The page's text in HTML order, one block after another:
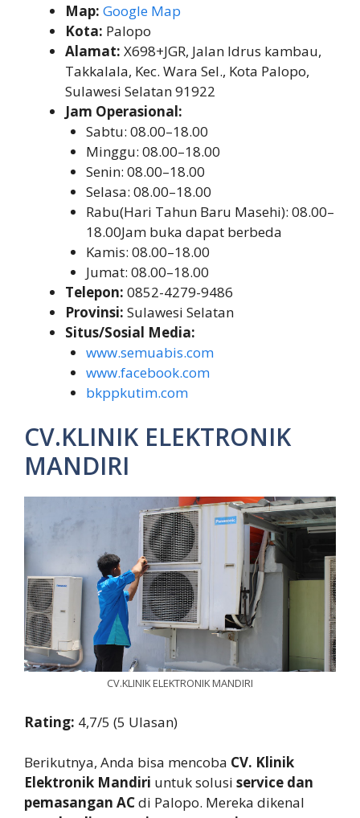
Map: Google Map
Kota: Palopo
Alamat: X698+JGR, Jalan Idrus kambau,
Takkalala, Kec. Wara Sel., Kota Palopo,
Sulawesi Selatan 91922
Jam Operasional:
Sabtu: 08.00–18.00
Minggu: 08.00–18.00
Senin: 08.00–18.00
Selasa: 08.00–18.00
Rabu(Hari Tahun Baru Masehi): 08.00–
18.00Jam buka dapat berbeda
Kamis: 08.00–18.00
Jumat: 08.00–18.00
Telepon: 0852-4279-9486
Provinsi: Sulawesi Selatan
Situs/Sosial Media:
www.semuabis.com
www.facebook.com
bkppkutim.com
CV.KLINIK ELEKTRONIK
MANDIRI
CV.KLINIK ELEKTRONIK MANDIRI
Rating: 4,7/5 (5 Ulasan)
Berikutnya, Anda bisa mencoba CV. Klinik
Elektronik Mandiri untuk solusi service dan
pemasangan ACdi Palopo. Mereka dikenal